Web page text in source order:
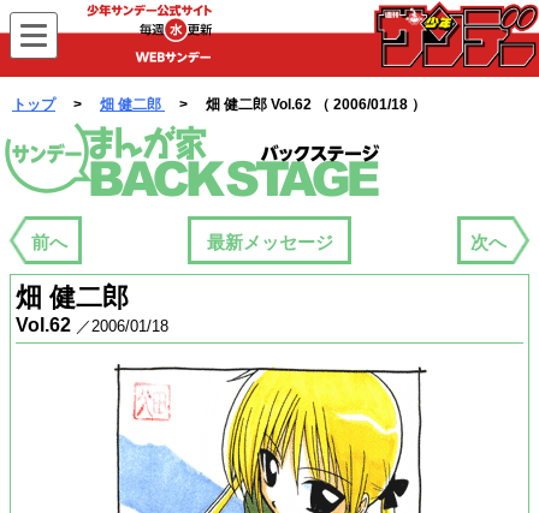
WEBサンデー
トップ> 畑 健二郎 > 畑 健二郎 Vol.62 （ 2006/01/18 ）
まんが家バックステージ
前へ 最新メッセージ 次へ
畑 健二郎
Vol.62 ／2006/01/18